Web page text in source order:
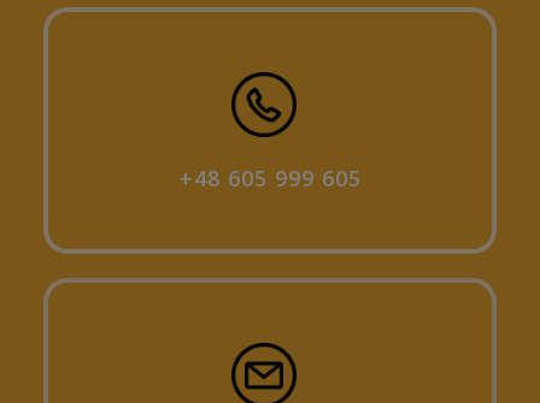
+48 605 999 605